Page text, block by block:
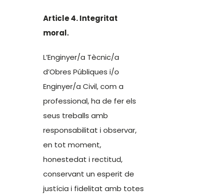
Article 4. Integritat
moral.
L’Enginyer/a Tècnic/a
d’Obres Públiques i/o
Enginyer/a Civil, com a
professional, ha de fer els
seus treballs amb
responsabilitat i observar,
en tot moment,
honestedat i rectitud,
conservant un esperit de
justícia i fidelitat amb totes